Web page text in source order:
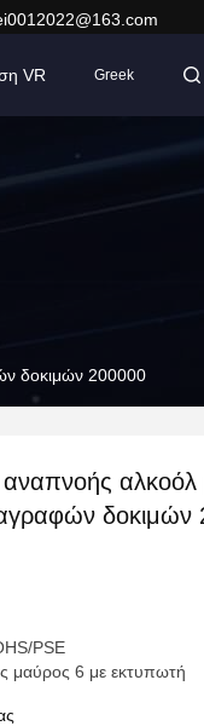
VR Greek
δοκιμών 200000
αλκοόλ
δοκιμών
PSE
μαύρος 6 με εκτυπωτή